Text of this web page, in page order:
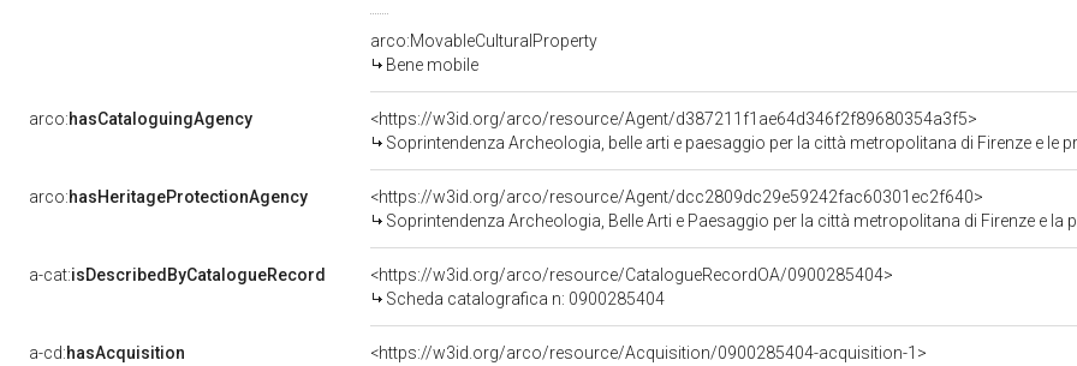
arco:MovableCulturalProperty
Bene mobile
arco:hasCataloguingAgency
<https://w3id.org/arco/resource/Agent/d387211f1ae64d346f2f89680354a3f5>
Soprintendenza Archeologia, belle arti e paesaggio per la città metropolitana di Firenze e le
arco:hasHeritageProtectionAgency
<https://w3id.org/arco/resource/Agent/dcc2809dc29e59242fac60301ec2f640>
Soprintendenza Archeologia, Belle Arti e Paesaggio per la città metropolitana di Firenze e la
a-cat:isDescribedByCatalogueRecord
<https://w3id.org/arco/resource/CatalogueRecordOA/0900285404>
Scheda catalografica n: 0900285404
a-cd:hasAcquisition
<https://w3id.org/arco/resource/Acquisition/0900285404-acquisition-1>